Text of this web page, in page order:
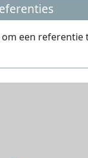
een referentie